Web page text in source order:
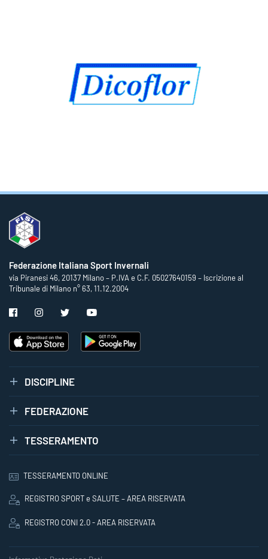
Federazione Italiana Sport Invernali
via Piranesi 46, 20137 Milano – P.IVA e C.F. 05027640159 – Iscrizione al
Tribunale di Milano n° 63, 11.12.2004
DISCIPLINE
FEDERAZIONE
TESSERAMENTO
TESSERAMENTO ONLINE
REGISTRO SPORT e SALUTE – AREA RISERVATA
REGISTRO CONI 2.0 - AREA RISERVATA